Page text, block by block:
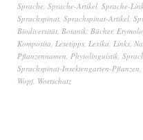
Sprache, Sprache-Artikel, Sprache-
Sprachspinat, Sprachspinat-Artikel,
Biodiversität, Botanik, Bücher,
Komposita, Lesetipps, Lexika, Links,
Pflanzennamen, Phytolinguistik,
Sprachspinat-Insektengarten-Pflanzen,
Wopf, Wortschatz